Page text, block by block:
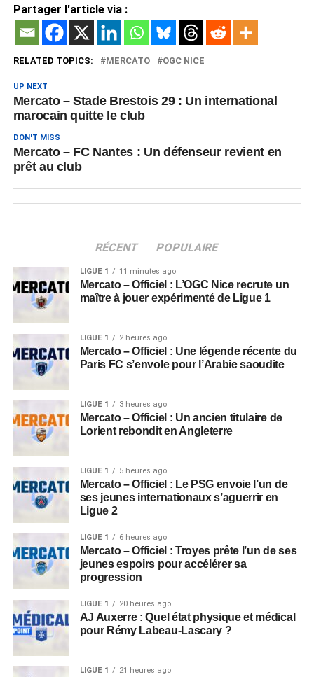
Partager l'article via :
RELATED TOPICS: MERCATO OGC NICE
UP NEXT
Mercato – Stade Brestois 29 : Un international
marocain quitte le club
DON'T MISS
Mercato – FC Nantes : Un défenseur revient en
prêt au club
RÉCENT POPULAIRE
LIGUE 1 11 minutes ago
Mercato – Officiel : L’OGC Nice recrute un
maître à jouer expérimenté de Ligue 1
LIGUE 1 2 heures ago
Mercato – Officiel : Une légende récente du
Paris FC s’envole pour l’Arabie saoudite
LIGUE 1 3 heures ago
Mercato – Officiel : Un ancien titulaire de
Lorient rebondit en Angleterre
LIGUE 1 5 heures ago
Mercato – Officiel : Le PSG envoie l’un de
ses jeunes internationaux s’aguerrir en
Ligue 2
LIGUE 1 6 heures ago
Mercato – Officiel : Troyes prête l’un de ses
jeunes espoirs pour accélérer sa
progression
LIGUE 1 20 heures ago
AJ Auxerre : Quel état physique et médical
pour Rémy Labeau-Lascary ?
LIGUE 1 21 heures ago